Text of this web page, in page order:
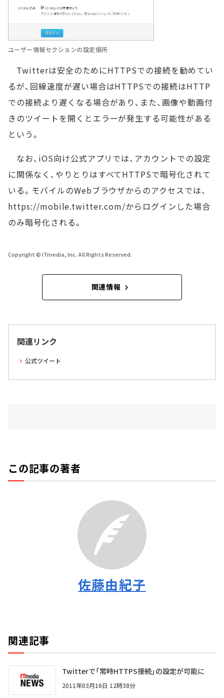
ユーザー情報セクションの設定個所
Twitterは安全のためにHTTPSでの接続を勧めてい
るが、回線速度が遅い場合はHTTPSでの接続はHTTP
での接続より遅くなる場合があり、また、画像や動画付
きのツイートを開くとエラーが発生する可能性がある
という。
なお、iOS向け公式アプリでは、アカウントでの設定
に関係なく、やりとりはすべてHTTPSで暗号化されて
いる。モバイルのWebブラウザからのアクセスでは、
https://mobile.twitter.com/からログインした場合
のみ暗号化される。
Copyright © ITmedia, Inc. All Rights Reserved.
関連情報
関連リンク
公式ツイート
この記事の著者
佐藤由紀子
関連記事
Twitterで「常時HTTPS接続」の設定が可能に
2011年03月16日 12時38分